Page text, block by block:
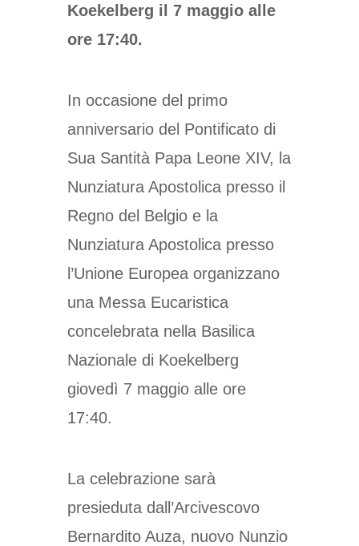
Koekelberg il 7 maggio alle
ore 17:40.
In occasione del primo
anniversario del Pontificato di
Sua Santità Papa Leone XIV, la
Nunziatura Apostolica presso il
Regno del Belgio e la
Nunziatura Apostolica presso
l’Unione Europea organizzano
una Messa Eucaristica
concelebrata nella Basilica
Nazionale di Koekelberg
giovedì 7 maggio alle ore
17:40.
La celebrazione sarà
presieduta dall’Arcivescovo
Bernardito Auza, nuovo Nunzio